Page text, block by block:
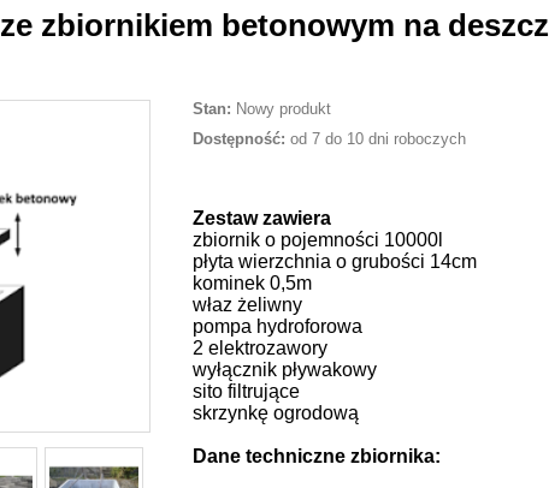
zbiornikiem betonowym na
Stan: Nowy produkt
Dostępność: od 7 do 10 dni roboczych
Zestaw zawiera
zbiornik o pojemności 10000l
płyta wierzchnia o grubości 14cm
kominek 0,5m
właz żeliwny
pompa hydroforowa
2 elektrozawory
wyłącznik pływakowy
sito filtrujące
skrzynkę ogrodową
Dane techniczne zbiornika: